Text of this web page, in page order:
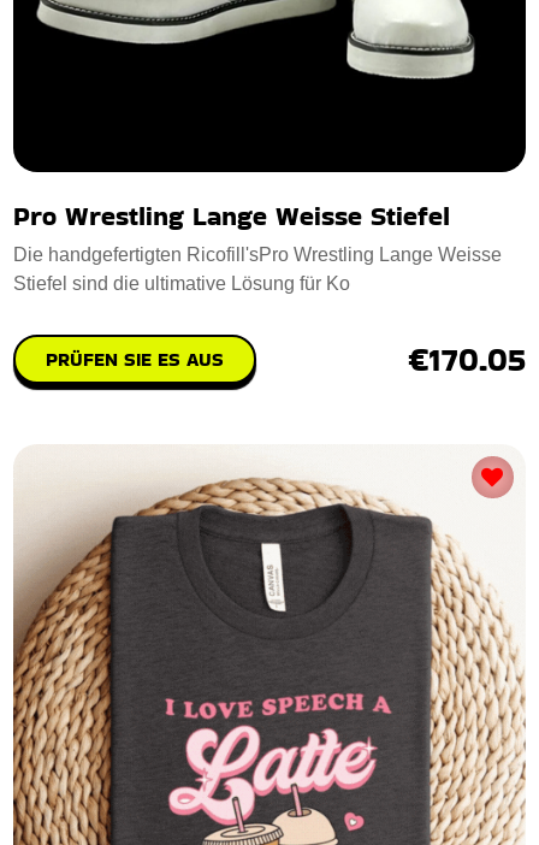
Pro Wrestling Lange Weisse Stiefel
Die handgefertigten Ricofill'sPro Wrestling Lange Weisse
Stiefel sind die ultimative Lösung für Ko
PRÜFEN SIE ES AUS €170.05